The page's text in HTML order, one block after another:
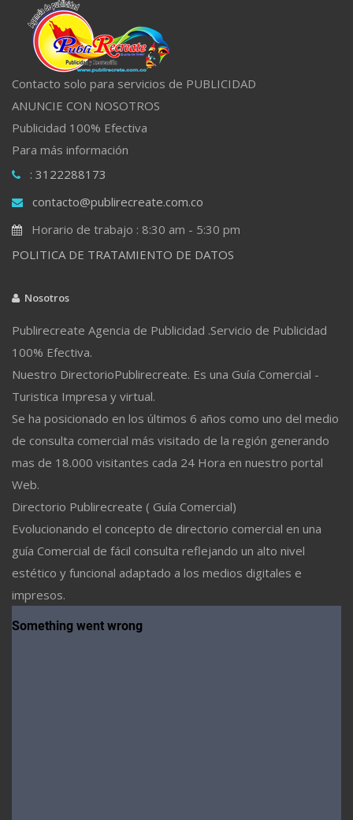
Contacto solo para servicios de PUBLICIDAD
ANUNCIE CON NOSOTROS
Publicidad 100% Efectiva
Para más información
: 3122288173
contacto@publirecreate.com.co
Horario de trabajo : 8:30 am - 5:30 pm
POLITICA DE TRATAMIENTO DE DATOS
Nosotros
Publirecreate Agencia de Publicidad .Servicio de Publicidad
100% Efectiva.
Nuestro DirectorioPublirecreate. Es una Guía Comercial -
Turistica Impresa y virtual.
Se ha posicionado en los últimos 6 años como uno del medio
de consulta comercial más visitado de la región generando
mas de 18.000 visitantes cada 24 Hora en nuestro portal
Web.
Directorio Publirecreate ( Guía Comercial)
Evolucionando el concepto de directorio comercial en una
guía Comercial de fácil consulta reflejando un alto nivel
estético y funcional adaptado a los medios digitales e
impresos.